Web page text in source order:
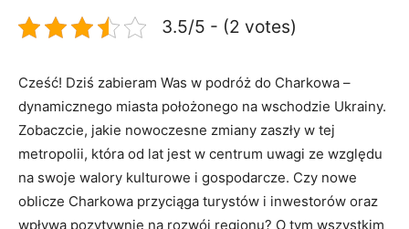
3.5/5 - (2 votes)
Cześć! Dziś zabieram Was‍ w ⁣podróż do Charkowa –
dynamicznego ‍miasta położonego na wschodzie Ukrainy.
Zobaczcie,⁣ jakie nowoczesne zmiany zaszły w tej ​
metropolii, która od lat jest w centrum uwagi ze względu
na swoje walory kulturowe i gospodarcze.⁣ Czy nowe
⁤oblicze Charkowa przyciąga turystów i inwestorów⁢ oraz
wpływa pozytywnie na rozwój regionu? O tym wszystkim